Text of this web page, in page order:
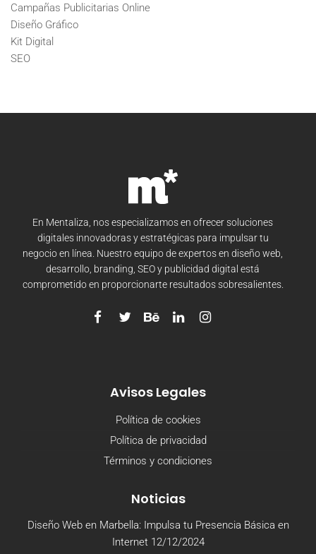
Campañas Publicitarias Online
Diseño Gráfico
Kit Digital
SEO
En Mentaliza, nos especializamos en ofrecer soluciones
digitales innovadoras y estratégicas para impulsar tu
negocio en línea. Nuestro equipo de expertos en diseño web,
desarrollo, branding, SEO y publicidad digital está
comprometido en proporcionarte resultados sobresalientes.
Avisos Legales
Política de cookies
Política de privacidad
Términos y condiciones
Noticias
Diseño Web en Marbella: Impulsa tu Presencia Básica en
Internet 12/12/2024